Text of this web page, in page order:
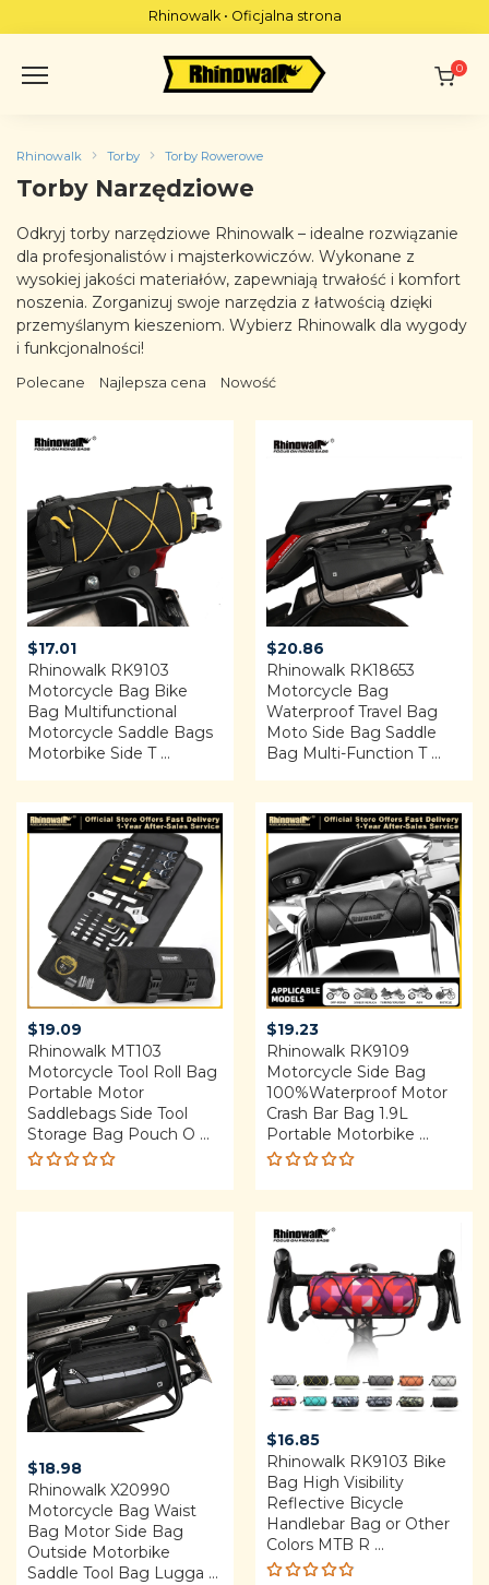
to
Rhinowalk • Oficjalna strona
0
Rhinowalk Torby Torby Rowerowe
Torby Narzędziowe
Odkryj torby narzędziowe Rhinowalk – idealne rozwiązanie
dla profesjonalistów i majsterkowiczów. Wykonane z
wysokiej jakości materiałów, zapewniają trwałość i komfort
noszenia. Zorganizuj swoje narzędzia z łatwością dzięki
przemyślanym kieszeniom. Wybierz Rhinowalk dla wygody
i funkcjonalności!
Polecane Najlepsza cena Nowość
$17.01
Rhinowalk RK9103
Motorcycle Bag Bike
Bag Multifunctional
Motorcycle Saddle Bags
Motorbike Side T ...
$20.86
Rhinowalk RK18653
Motorcycle Bag
Waterproof Travel Bag
Moto Side Bag Saddle
Bag Multi-Function T ...
$19.09
Rhinowalk MT103
Motorcycle Tool Roll Bag
Portable Motor
Saddlebags Side Tool
Storage Bag Pouch O ...
Rated
5.00out
$19.23
Rhinowalk RK9109
Motorcycle Side Bag
100%Waterproof Motor
Crash Bar Bag 1.9L
Portable Motorbike ...
Rated
5.00out
of 5
$18.98
Rhinowalk X20990
Motorcycle Bag Waist
Bag Motor Side Bag
Outside Motorbike
Saddle Tool Bag Lugga ...
$16.85
Rhinowalk RK9103 Bike
Bag High Visibility
Reflective Bicycle
Handlebar Bag or Other
Colors MTB R ...